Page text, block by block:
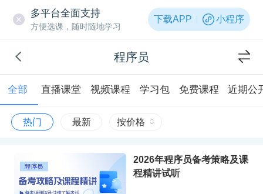
多平台全面支持
方便选课，随时随地学习
下载APP 小程序
程序员
全部 直播课堂 视频课程 学习包 免费课程 近期公
热门 最新 按价格
2026年程序员备考策略及课
程精讲试听